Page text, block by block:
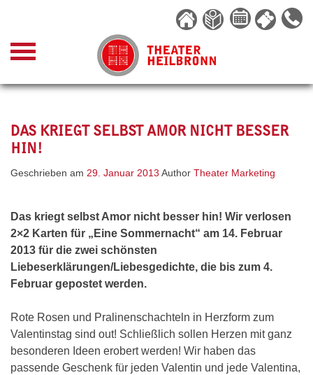
content
DAS KRIEGT SELBST AMOR NICHT BESSER
HIN!
Geschrieben am 29. Januar 2013 Author Theater Marketing
Das kriegt selbst Amor nicht besser hin! Wir verlosen
2×2 Karten für „Eine Sommernacht“ am 14. Februar
2013 für die zwei schönsten
Liebeserklärungen/Liebesgedichte, die bis zum 4.
Februar gepostet werden.
Rote Rosen und Pralinenschachteln in Herzform zum
Valentinstag sind out! Schließlich sollen Herzen mit ganz
besonderen Ideen erobert werden! Wir haben das
passende Geschenk für jeden Valentin und jede Valentina,